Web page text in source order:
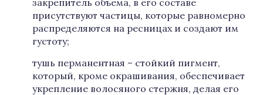
закрепитель объема, в его составе
присутствуют частицы, которые равномерно
распределяются на ресницах и создают им
густоту;
тушь перманентная – стойкий пигмент,
который, кроме окрашивания, обеспечивает
укрепление волосяного стержня, делая его